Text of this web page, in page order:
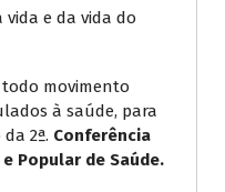
e da vida do
movimento
à saúde, para
2ª. Conferência
Popular de Saúde.